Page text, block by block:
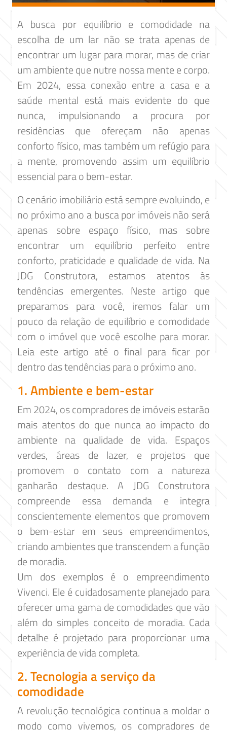
A busca por equilíbrio e comodidade na
escolha de um lar não se trata apenas de
encontrar um lugar para morar, mas de criar
um ambiente que nutre nossa mente e corpo.
Em 2024, essa conexão entre a casa e a
saúde mental está mais evidente do que
nunca, impulsionando a procura por
residências que ofereçam não apenas
conforto físico, mas também um refúgio para
a mente, promovendo assim um equilíbrio
essencial para o bem-estar.
O cenário imobiliário está sempre evoluindo, e
no próximo ano a busca por imóveis não será
apenas sobre espaço físico, mas sobre
encontrar um equilíbrio perfeito entre
conforto, praticidade e qualidade de vida. Na
JDG Construtora, estamos atentos às
tendências emergentes. Neste artigo que
preparamos para você, iremos falar um
pouco da relação de equilíbrio e comodidade
com o imóvel que você escolhe para morar.
Leia este artigo até o final para ficar por
dentro das tendências para o próximo ano.
1. Ambiente e bem-estar
Em 2024, os compradores de imóveis estarão
mais atentos do que nunca ao impacto do
ambiente na qualidade de vida. Espaços
verdes, áreas de lazer, e projetos que
promovem o contato com a natureza
ganharão destaque. A JDG Construtora
compreende essa demanda e integra
conscientemente elementos que promovem
o bem-estar em seus empreendimentos,
criando ambientes que transcendem a função
de moradia.
Um dos exemplos é o empreendimento
Vivenci. Ele é cuidadosamente planejado para
oferecer uma gama de comodidades que vão
além do simples conceito de moradia. Cada
detalhe é projetado para proporcionar uma
experiência de vida completa.
2. Tecnologia a serviço da
comodidade
A revolução tecnológica continua a moldar o
modo como vivemos, os compradores de